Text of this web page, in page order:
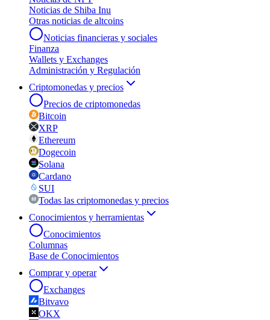
Noticias de Shiba Inu
Otras noticias de altcoins
Noticias financieras y sociales
Finanza
Wallets y Exchanges
Administración y Regulación
Criptomonedas y precios
Precios de criptomonedas
Bitcoin
XRP
Ethereum
Dogecoin
Solana
Cardano
SUI
Todas las criptomonedas y precios
Conocimientos y herramientas
Conocimientos
Columnas
Base de Conocimientos
Comprar y operar
Exchanges
Bitvavo
OKX